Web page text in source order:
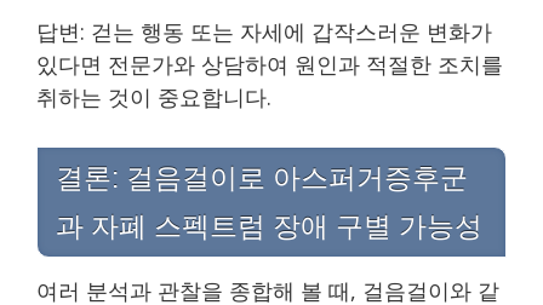
답변: 걷는 행동 또는 자세에 갑작스러운 변화가
있다면 전문가와 상담하여 원인과 적절한 조치를
취하는 것이 중요합니다.
결론: 걸음걸이로 아스퍼거증후군
과 자폐 스펙트럼 장애 구별 가능성
여러 분석과 관찰을 종합해 볼 때, 걸음걸이와 같